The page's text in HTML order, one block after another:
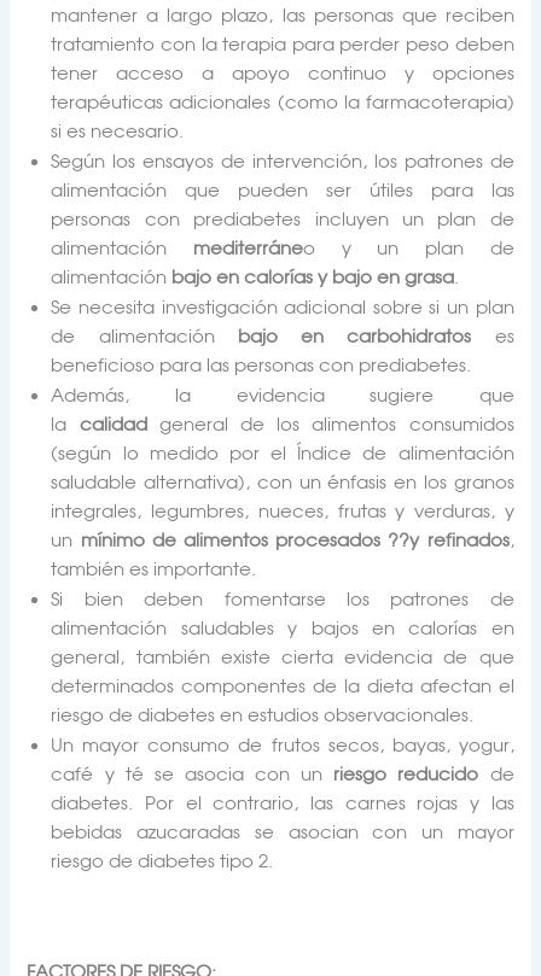
mantener a largo plazo, las personas que reciben
tratamiento con la terapia para perder peso deben
tener acceso a apoyo continuo y opciones
terapéuticas adicionales (como la farmacoterapia)
si es necesario.
Según los ensayos de intervención, los patrones de
alimentación que pueden ser útiles para las
personas con prediabetes incluyen un plan de
alimentación mediterráneo y un plan de
alimentación bajo en calorías y bajo en grasa.
Se necesita investigación adicional sobre si un plan
de alimentación
bajo en carbohidratos es
beneficioso para las personas con prediabetes.
Además, la evidencia sugiere que
la calidad general de los alimentos consumidos
(según lo medido por el Índice de alimentación
saludable alternativa), con un énfasis en los granos
integrales, legumbres, nueces, frutas y verduras, y
un mínimo de alimentos procesados ??y refinados,
también es importante.
Si bien deben fomentarse los patrones de
alimentación saludables y bajos en calorías en
general, también existe cierta evidencia de que
determinados componentes de la dieta afectan el
riesgo de diabetes en estudios observacionales.
Un mayor consumo de frutos secos, bayas, yogur,
café y té se asocia con un riesgo reducido de
diabetes. Por el contrario, las carnes rojas y las
bebidas azucaradas se asocian con un mayor
riesgo de diabetes tipo 2.